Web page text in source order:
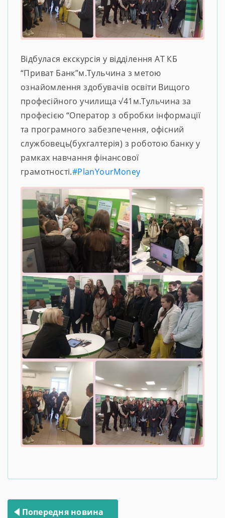
Відбулася екскурсія у відділення АТ КБ
“Приват Банк”м.Тульчина з метою
ознайомлення здобувачів освіти Вищого
професійного училища √41м.Тульчина за
професією “Оператор з обробки інформації
та програмного забезпечення, офісний
службовець(бухгалтерія) з роботою банку у
рамках навчання фінансової
грамотності.#PlanYourMoney
Навігація
Попередня новина